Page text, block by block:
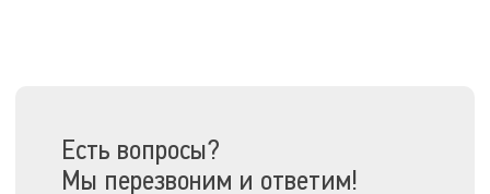
Есть вопросы?
Мы перезвоним и ответим!